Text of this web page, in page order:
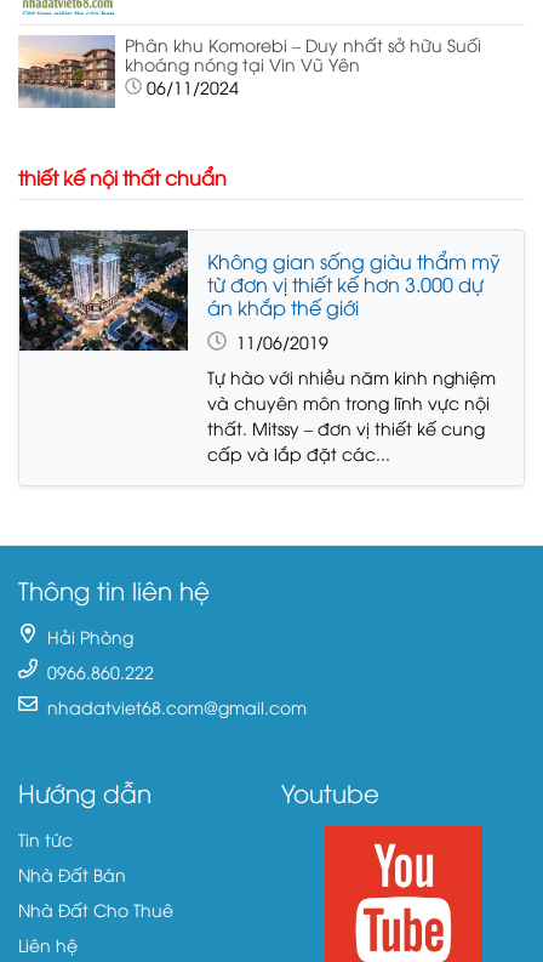
Phân khu Komorebi – Duy nhất sở hữu Suối
khoáng nóng tại Vin Vũ Yên
06/11/2024
thiết kế nội thất chuẩn
Không gian sống giàu thẩm mỹ
từ đơn vị thiết kế hơn 3.000 dự
án khắp thế giới
11/06/2019
Tự hào với nhiều năm kinh nghiệm
và chuyên môn trong lĩnh vực nội
thất. Mitssy – đơn vị thiết kế cung
cấp và lắp đặt các...
Thông tin liên hệ
Hải Phòng
0966.860.222
nhadatviet68.com@gmail.com
Hướng dẫn
Tin tức
Nhà Đất Bán
Nhà Đất Cho Thuê
Liên hệ
Youtube